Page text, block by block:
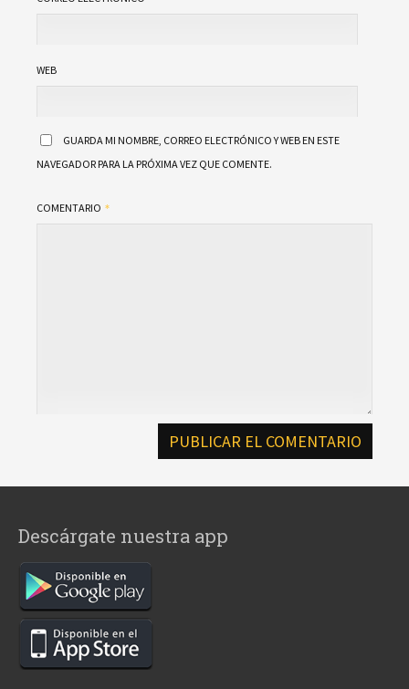
WEB
GUARDA MI NOMBRE, CORREO ELECTRÓNICO Y WEB EN ESTE
NAVEGADOR PARA LA PRÓXIMA VEZ QUE COMENTE.
COMENTARIO
Descárgate nuestra app